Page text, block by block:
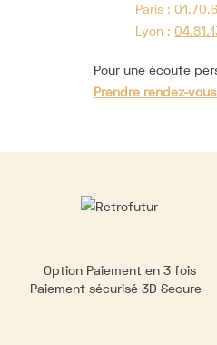
Paris :
Lyon :
Pour une écoute
Prendre rendez-
Option Paiement en 3 fois
Paiement sécurisé 3D Secure